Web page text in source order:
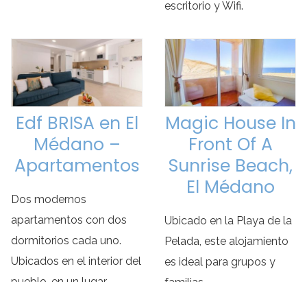
escritorio y Wifi.
Edf BRISA en El
Médano –
Apartamentos
Dos modernos
apartamentos con dos
dormitorios cada uno.
Ubicados en el interior del
Magic House In
Front Of A
Sunrise Beach,
El Médano
Ubicado en la Playa de la
Pelada, este alojamiento
es ideal para grupos y